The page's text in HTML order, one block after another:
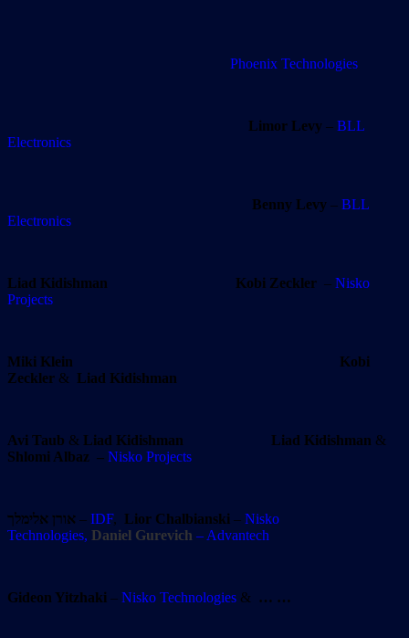
Phoenix Technologies
Limor Levy – BLL
Electronics
Benny Levy – BLL
Electronics
Liad Kidishman Kobi Zeckler – Nisko
Projects
Miki Klein Kobi
Zeckler & Liad Kidishman
Avi Taub & Liad Kidishman Liad Kidishman &
Shlomi Albaz – Nisko Projects
אורן אלימלך – IDF, Lior Chalbianski – Nisko
Technologies, Daniel Gurevich – Advantech
Gideon Yitzhaki – Nisko Technologies & … …